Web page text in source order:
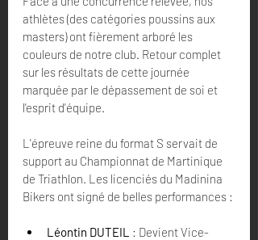
athlètes (des catégories poussins aux
masters) ont fièrement arboré les
couleurs de notre club. Retour complet
sur les résultats de cette journée
marquée par le dépassement de soi et
l'esprit d'équipe.
L'épreuve reine du format S servait de
support au Championnat de Martinique
de Triathlon. Les licenciés du Madinina
Bikers ont signé de belles performances :
Léontin DUTEIL : Devient Vice-